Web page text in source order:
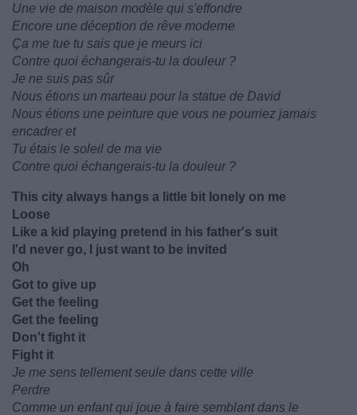
Une vie de maison modèle qui s'effondre
Encore une déception de rêve moderne
Ça me tue tu sais que je meurs ici
Contre quoi échangerais-tu la douleur ?
Je ne suis pas sûr
Nous étions un marteau pour la statue de David
Nous étions une peinture que vous ne pourriez jamais
encadrer et
Tu étais le soleil de ma vie
Contre quoi échangerais-tu la douleur ?
This city always hangs a little bit lonely on me
Loose
Like a kid playing pretend in his father's suit
I'd never go, I just want to be invited
Oh
Got to give up
Get the feeling
Get the feeling
Don't fight it
Fight it
Je me sens tellement seule dans cette ville
Perdre
Comme un enfant qui joue à faire semblant dans le